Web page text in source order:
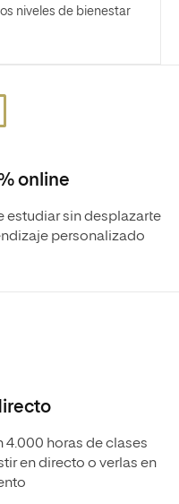
niveles de bienestar
online
estudiar sin desplazarte
personalizado
horas de clases
en directo o verlas en